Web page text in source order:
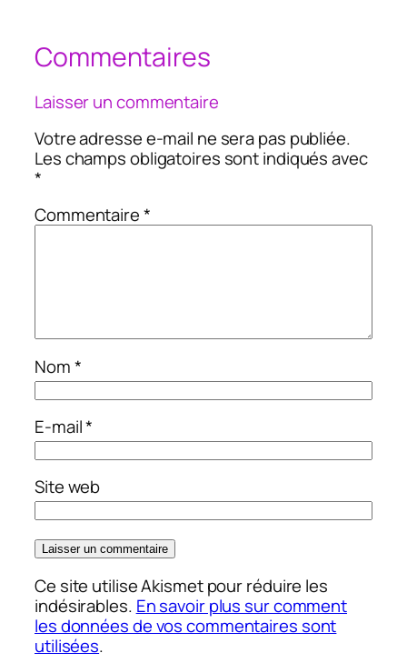
Commentaires
Laisser un commentaire
Votre adresse e-mail ne sera pas publiée.
Les champs obligatoires sont indiqués avec
*
Commentaire*
Nom*
E-mail*
Site web
Ce site utilise Akismet pour réduire les
indésirables. En savoir plus sur comment
les données de vos commentaires sont
utilisées.